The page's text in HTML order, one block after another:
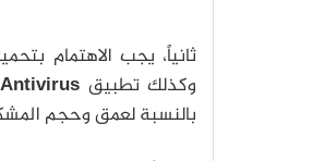
ثانياً، يجب الاهتمام
وكذلك تطبيق
بالنسبة لعمق وحجم